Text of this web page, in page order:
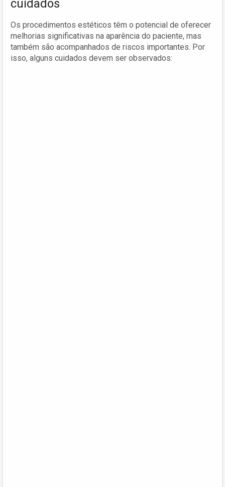
cuidados
Os procedimentos estéticos têm o potencial de oferecer
melhorias significativas na aparência do paciente, mas
também são acompanhados de riscos importantes. Por
isso, alguns cuidados devem ser observados: